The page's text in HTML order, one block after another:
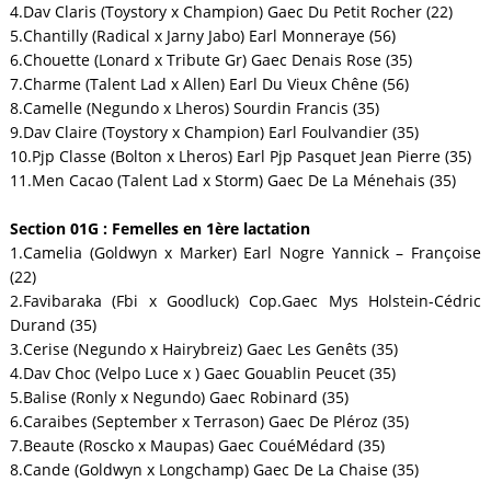
4.Dav Claris (Toystory x Champion) Gaec Du Petit Rocher (22)
5.Chantilly (Radical x Jarny Jabo) Earl Monneraye (56)
6.Chouette (Lonard x Tribute Gr) Gaec Denais Rose (35)
7.Charme (Talent Lad x Allen) Earl Du Vieux Chêne (56)
8.Camelle (Negundo x Lheros) Sourdin Francis (35)
9.Dav Claire (Toystory x Champion) Earl Foulvandier (35)
10.Pjp Classe (Bolton x Lheros) Earl Pjp Pasquet Jean Pierre (35)
11.Men Cacao (Talent Lad x Storm) Gaec De La Ménehais (35)
Section 01G : Femelles en 1ère lactation
1.Camelia (Goldwyn x Marker) Earl Nogre Yannick – Françoise
(22)
2.Favibaraka (Fbi x Goodluck) Cop.Gaec Mys Holstein-Cédric
Durand (35)
3.Cerise (Negundo x Hairybreiz) Gaec Les Genêts (35)
4.Dav Choc (Velpo Luce x ) Gaec Gouablin Peucet (35)
5.Balise (Ronly x Negundo) Gaec Robinard (35)
6.Caraibes (September x Terrason) Gaec De Pléroz (35)
7.Beaute (Roscko x Maupas) Gaec CouéMédard (35)
8.Cande (Goldwyn x Longchamp) Gaec De La Chaise (35)